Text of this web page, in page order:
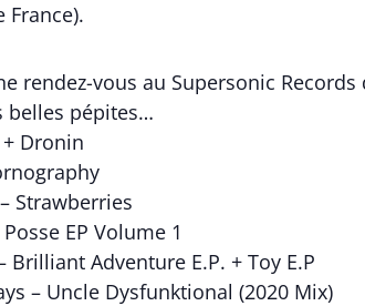
France).
rendez-vous au Supersonic
belles pépites…
+ Dronin
Strawberries
EP Volume 1
Brilliant Adventure E.P. + Toy E.P
– Uncle Dysfunktional (2020 Mix)